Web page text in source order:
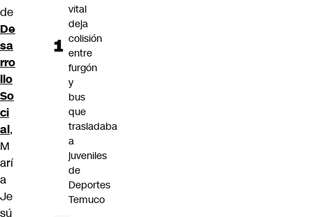
de
De
sa
rro
llo
So
ci
al,
M
arí
a
Je
sú
vital
deja
colisión
entre
furgón
y
bus
que
trasladaba
a
juveniles
de
Deportes
Temuco